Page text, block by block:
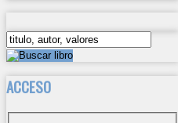
ACCESO